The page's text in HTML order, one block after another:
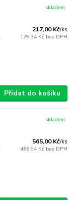
217,00 Kč/ks
179,34 Kč bez DPH
skladem
Přidat do košíku
565,00 Kč/ks
466,94 Kč bez DPH
skladem